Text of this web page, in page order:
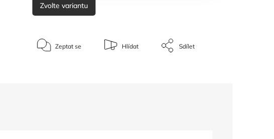
Zvolte variantu
Zeptat se Hlídat Sdílet